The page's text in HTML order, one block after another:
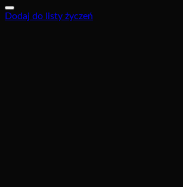
Dodaj do listy życzeń